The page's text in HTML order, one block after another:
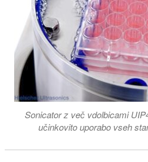
Sonicator z več vdolbicami
učinkovito uporabo vseh